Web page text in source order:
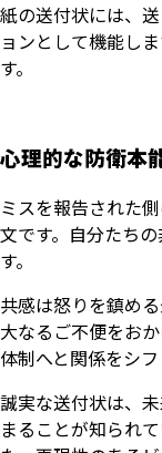
紙の送付状には、
ョンとして機能し
す。
心理的な防衛本
ミスを報告された
文です。自分たち
す。
共感は怒りを鎮め
大なるご不便をお
体制へと関係をシ
誠実な送付状は、
まることが知られ